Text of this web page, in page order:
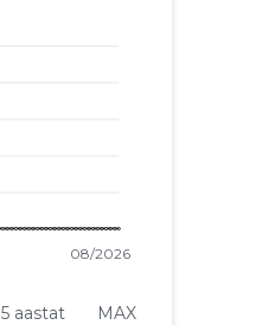
5 aastat MAX